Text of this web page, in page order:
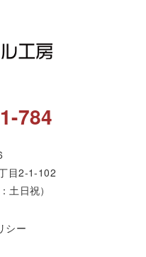
784
目2-1-102
土日祝）
シー